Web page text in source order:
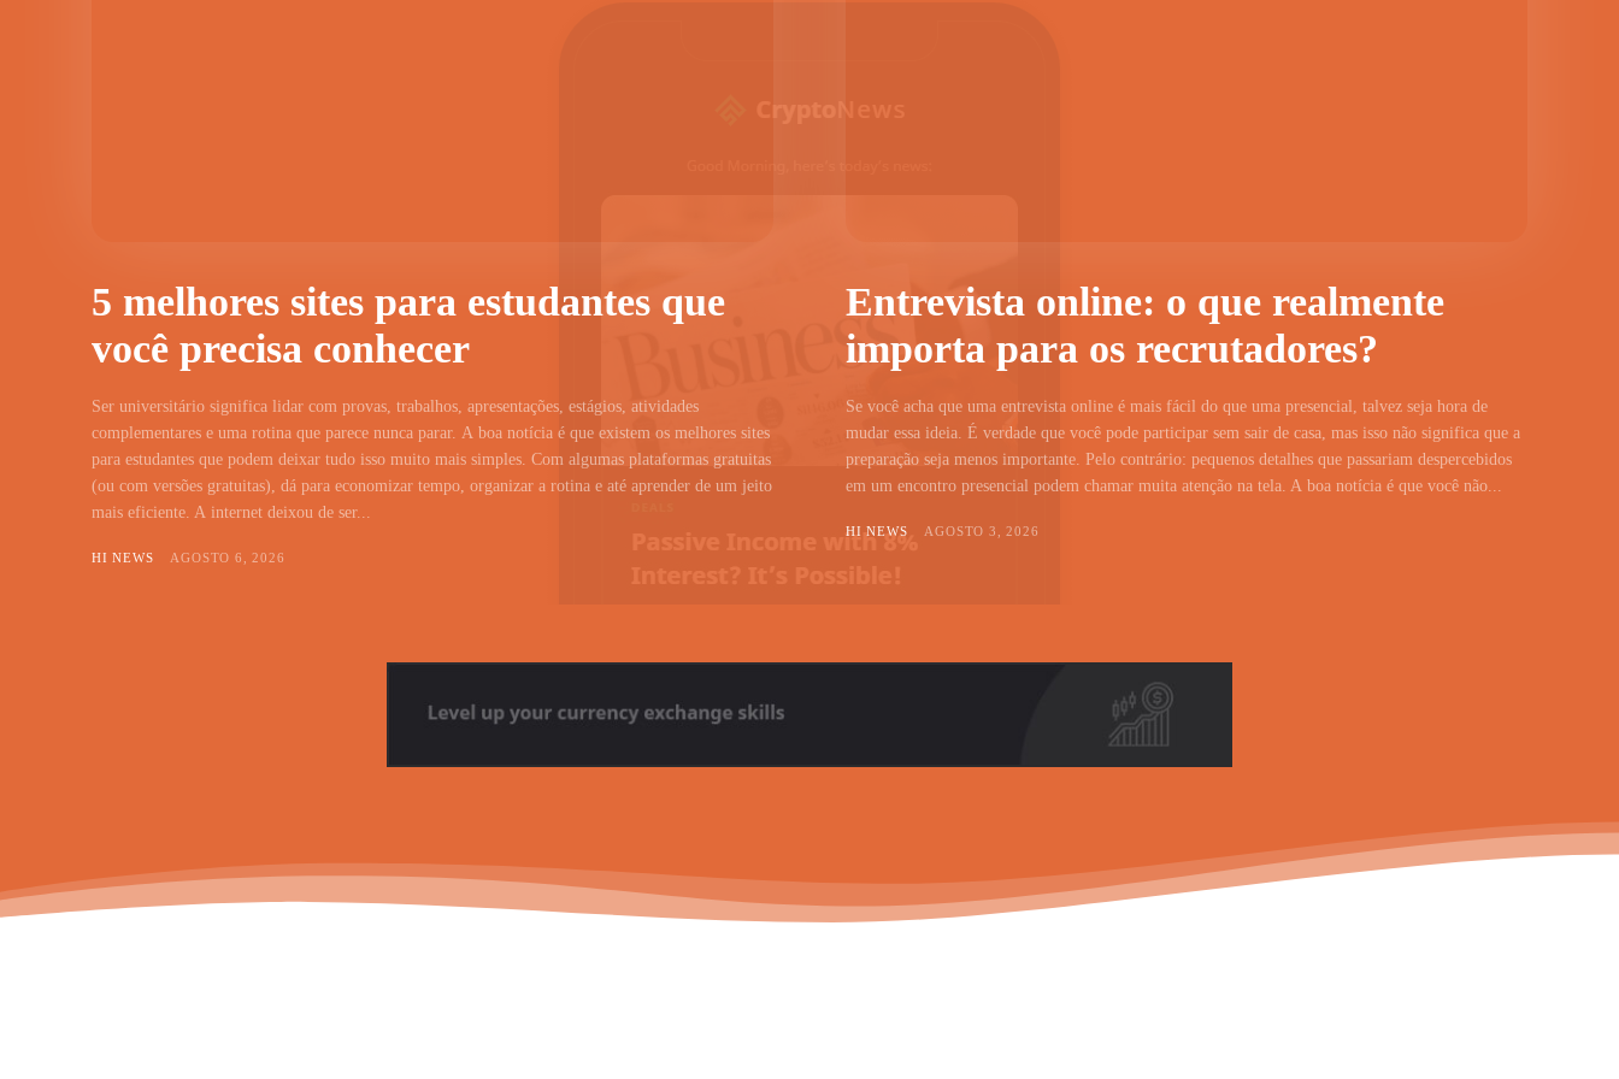
5 melhores sites para estudantes que
você precisa conhecer
Ser universitário significa lidar com provas, trabalhos, apresentações, estágios, atividades
complementares e uma rotina que parece nunca parar. A boa notícia é que existem os melhores sites
para estudantes que podem deixar tudo isso muito mais simples. Com algumas plataformas gratuitas
(ou com versões gratuitas), dá para economizar tempo, organizar a rotina e até aprender de um jeito
mais eficiente. A internet deixou de ser...
HI NEWS AGOSTO 6, 2026
Entrevista online: o que realmente
importa para os recrutadores?
Se você acha que uma entrevista online é mais fácil do que uma presencial, talvez seja hora de
mudar essa ideia. É verdade que você pode participar sem sair de casa, mas isso não significa que a
preparação seja menos importante. Pelo contrário: pequenos detalhes que passariam despercebidos
em um encontro presencial podem chamar muita atenção na tela. A boa notícia é que você não...
HI NEWS AGOSTO 3, 2026